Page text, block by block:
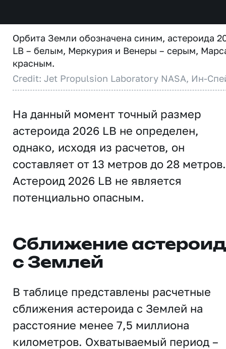
Орбита Земли обозначена синим, астероида
LB – белым, Меркурия и Венеры – серым,
красным.
Credit: Jet Propulsion Laboratory NASA, Ин-
На данный момент точный размер
астероида 2026 LB не определен,
однако, исходя из расчетов, он
составляет от 13 метров до 28 метров.
Астероид 2026 LB не является
потенциально опасным.
Сближение
с Землей
В таблице представлены расчетные
сближения астероида с Землей на
расстояние менее 7,5 миллиона
километров. Охватываемый период –